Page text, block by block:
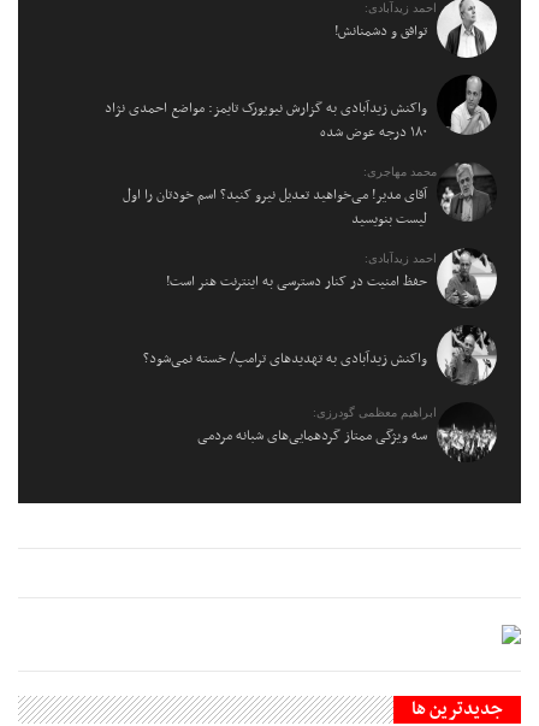
احمد زیدآبادی:
توافق و دشمنانش!
واکنش زیدآبادی به گزارش نیویورک تایمز: مواضع احمدی نژاد
۱۸۰ درجه عوض شده
محمد مهاجری:
آقای مدیر! می‌خواهید تعدیل نیرو کنید؟ اسم خودتان را اول
لیست بنویسید
احمد زیدآبادی:
حفظ امنیت در کنار دسترسی به اینترنت هنر است!
واکنش زیدآبادی به تهدیدهای ترامپ/ خسته نمی‌شود؟
ابراهیم معظمی گودرزی:
سه ویژگی ممتاز گردهمایی‌های شبانه مردمی
جديدترين ها